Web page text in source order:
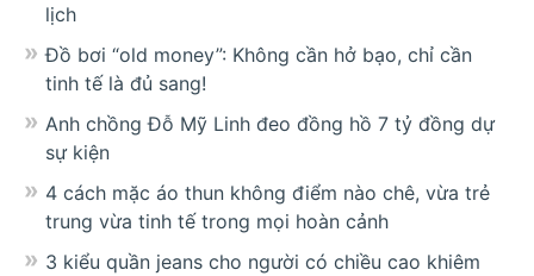
lịch
Đồ bơi “old money”: Không cần hở bạo, chỉ cần
tinh tế là đủ sang!
Anh chồng Đỗ Mỹ Linh đeo đồng hồ 7 tỷ đồng dự
sự kiện
4 cách mặc áo thun không điểm nào chê, vừa trẻ
trung vừa tinh tế trong mọi hoàn cảnh
3 kiểu quần jeans cho người có chiều cao khiêm